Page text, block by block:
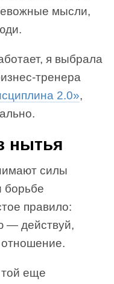
мысли,
я выбрала
тренера
2.0»,
нытья
силы
борьбе
правило:
— действуй,
той еще